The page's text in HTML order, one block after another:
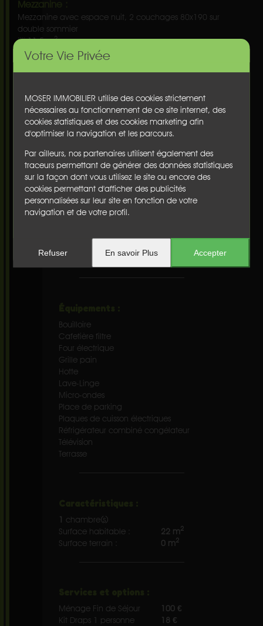
Votre Vie Privée
MOSER IMMOBILIER utilise des cookies strictement
nécessaires au fonctionnement de ce site internet, des
cookies statistiques et des cookies marketing afin
d'optimiser la navigation et les parcours.
Par ailleurs, nos partenaires utilisent également des
traceurs permettant de générer des données statistiques
sur la façon dont vous utilisez le site ou encore des
cookies permettant d'afficher des publicités
personnalisées sur leur site en fonction de votre
navigation et de votre profil.
Refuser En savoir Plus Accepter
Mezzanine :
Mezzanine avec espace nuit, 2 couchages 80x190 sur
double sommier
11.5 m2
Appartement
à CAPBRETON
Ref : 240-7765
De400à1000 €/sem
Bouilloire
Cafetière filtre
Four électrique
Grille pain
Hotte
Lave-Linge
Micro-ondes
Place de parking
Plaques de cuisson électriques
Réfrigérateur combiné congélateur
Télévision
Terrasse
1 chambre(s)
Surface habitable :
22 m2
Surface terrain : 0 m2
Ménage Fin de Séjour
100 €
Kit Draps 1 personne
18 €